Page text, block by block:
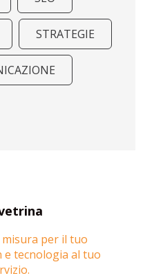
STRATEGIE
per il tuo
e tecnologia al tuo